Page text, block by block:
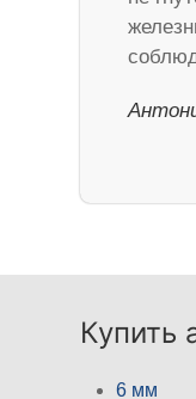
Купить
6 мм